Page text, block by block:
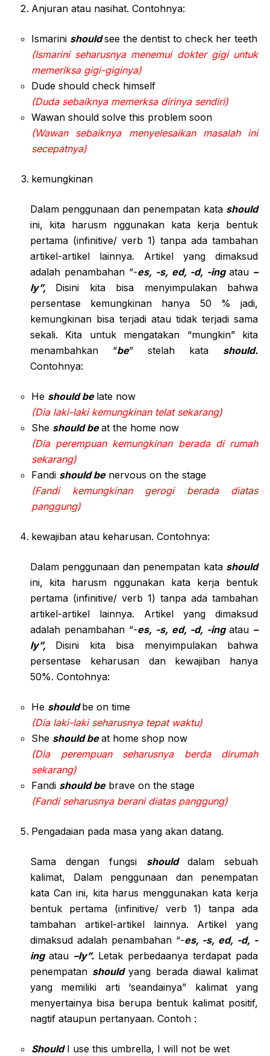
Anjuran atau nasihat. Contohnya:
Ismarini shouldsee the dentist to check her teeth
(Ismarini seharusnya menemui dokter gigi untuk
memeriksa gigi-giginya)
Dude should check himself
(Duda sebaiknya memerksa dirinya sendiri)
Wawan should solve this problem soon
(Wawan sebaiknya menyelesaikan masalah ini
secepatnya)
kemungkinan
Dalam penggunaan dan penempatan kata should
ini, kita harusm nggunakan kata kerja bentuk
pertama (infinitive/ verb 1) tanpa ada tambahan
artikel-artikel lainnya. Artikel yang dimaksud
adalah penambahan “-es, -s, ed, -d, -ingatau –
ly”, Disini kita bisa menyimpulakan bahwa
persentase kemungkinan hanya 50 % jadi,
kemungkinan bisa terjadi atau tidak terjadi sama
sekali. Kita untuk mengatakan “mungkin” kita
menambahkan “be” stelah kata should.
Contohnya:
He should be late now
(Dia laki-laki kemungkinan telat sekarang)
She should beat the home now
(Dia perempuan kemungkinan berada di rumah
sekarang)
Fandi should benervous on the stage
(Fandi kemungkinan gerogi berada diatas
panggung)
kewajiban atau keharusan. Contohnya:
Dalam penggunaan dan penempatan kata should
ini, kita harusm nggunakan kata kerja bentuk
pertama (infinitive/ verb 1) tanpa ada tambahan
artikel-artikel lainnya. Artikel yang dimaksud
adalah penambahan “-es, -s, ed, -d, -ingatau –
ly”, Disini kita bisa menyimpulakan bahwa
persentase keharusan dan kewajiban hanya
50%. Contohnya:
He shouldbe on time
(Dia laki-laki seharusnya tepat waktu)
She should beat home shop now
(Dia perempuan seharusnya berda dirumah
sekarang)
Fandi should bebrave on the stage
(Fandi seharusnya berani diatas panggung)
Pengadaian pada masa yang akan datang.
Sama dengan fungsi should dalam sebuah
kalimat, Dalam penggunaan dan penempatan
kata Can ini, kita harus menggunakan kata kerja
bentuk pertama (infinitive/ verb 1) tanpa ada
tambahan artikel-artikel lainnya. Artikel yang
dimaksud adalah penambahan “-es, -s, ed, -d, -
ing atau –ly”. Letak perbedaanya terdapat pada
penempatan shouldyang berada diawal kalimat
yang memiliki arti ‘seandainya” kalimat yang
menyertainya bisa berupa bentuk kalimat positif,
nagtif ataupun pertanyaan. Contoh :
ShouldI use this umbrella, I will not be wet